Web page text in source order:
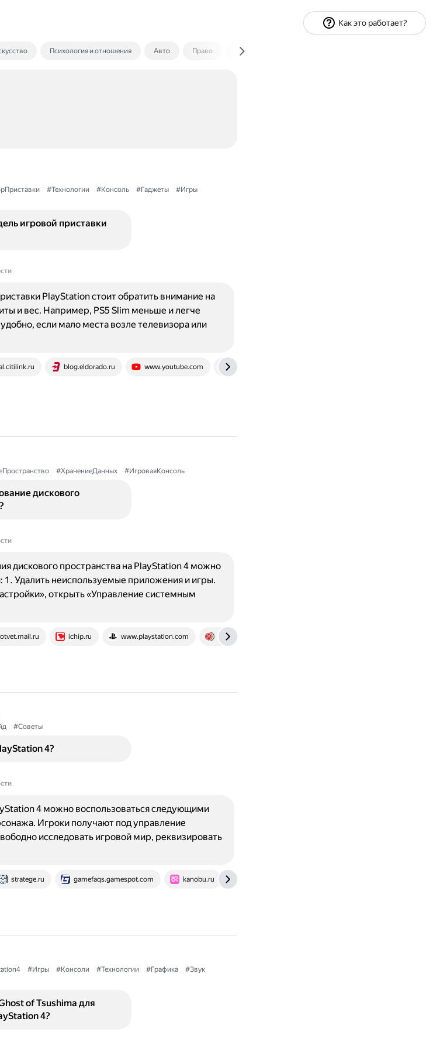
Психология и отношения Авто Право Экономика и финансы
#Технологии #Консоль #Гаджеты
#Игры
игровой приставки
blog.eldorado.ru www.youtube.com
PlayStation стоит обратить внимание на
и вес. Например, PS5 Slim меньше и легче
если мало места возле телевизора или
#ХранениеДанных #ИгроваяКонсоль
дискового
otvet.mail.ru ichip.ru www.playstation.com balakovo24.ru
дискового пространства на PlayStation 4 можно
Удалить неиспользуемые приложения и игры.
открыть «Управление системным
#Советы
4?
stratege.ru gamefaqs.gamespot.com kanobu.ru
4 можно воспользоваться следующими
Игроки получают под управление
исследовать игровой мир, реквизировать
#Игры #Консоли #Технологии #Графика
#Звук
of Tsushima для
4?
Как это работает?